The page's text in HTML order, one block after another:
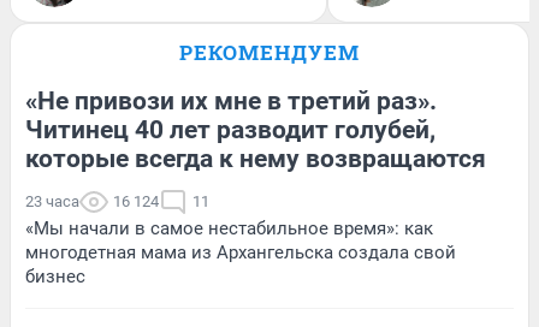
РЕКОМЕНДУЕМ
«Не привози их мне в третий раз».
Читинец 40 лет разводит голубей,
которые всегда к нему возвращаются
23 часа 16 124 11
«Мы начали в самое нестабильное время»: как
многодетная мама из Архангельска создала свой
бизнес